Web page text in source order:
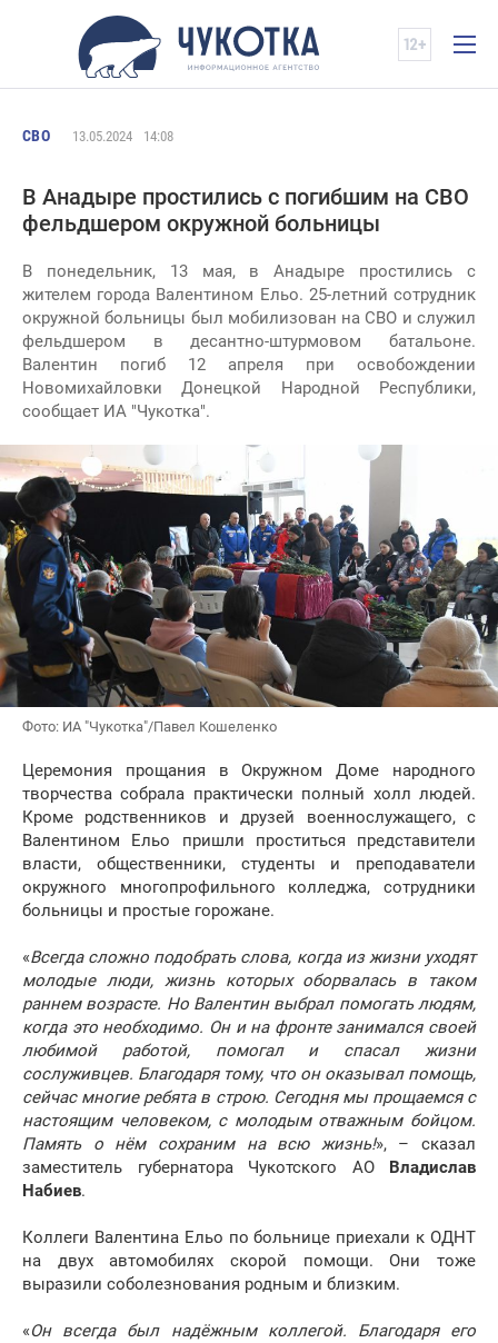
СВО 13.05.2024 14:08
В Анадыре простились с погибшим на СВО
фельдшером окружной больницы
В понедельник, 13 мая, в Анадыре простились с
жителем города Валентином Ельо. 25-летний сотрудник
окружной больницы был мобилизован на СВО и служил
фельдшером в десантно-штурмовом батальоне.
Валентин погиб 12 апреля при освобождении
Новомихайловки Донецкой Народной Республики,
сообщает ИА "Чукотка".
Фото: ИА "Чукотка"/Павел Кошеленко
Церемония прощания в Окружном Доме народного
творчества собрала практически полный холл людей.
Кроме родственников и друзей военнослужащего, с
Валентином Ельо пришли проститься представители
власти, общественники, студенты и преподаватели
окружного многопрофильного колледжа, сотрудники
больницы и простые горожане.
«Всегда сложно подобрать слова, когда из жизни уходят
молодые люди, жизнь которых оборвалась в таком
раннем возрасте. Но Валентин выбрал помогать людям,
когда это необходимо. Он и на фронте занимался своей
любимой работой, помогал и спасал жизни
сослуживцев. Благодаря тому, что он оказывал помощь,
сейчас многие ребята в строю. Сегодня мы прощаемся с
настоящим человеком, с молодым отважным бойцом.
Память о нём сохраним на всю жизнь!», – сказал
заместитель губернатора Чукотского АОВладислав
Набиев.
Коллеги Валентина Ельо по больнице приехали к ОДНТ
на двух автомобилях скорой помощи. Они тоже
выразили соболезнования родным и близким.
«Он всегда был надёжным коллегой. Благодаря его